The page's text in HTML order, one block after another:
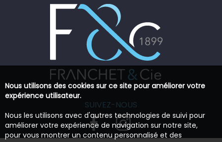
SUIVEZ-NOUS
Nous utilisons des cookies sur ce site pour améliorer votre
expérience utilisateur.
Nous les utilisons avec d'autres technologies de suivi pour
améliorer votre expérience de navigation sur notre site,
pour vous montrer un contenu personnalisé et des